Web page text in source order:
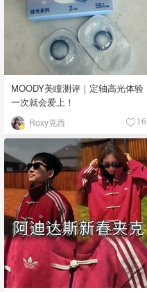
MOODY美瞳测评｜定轴高光体验
一次就会爱上！
Roxy克西 16